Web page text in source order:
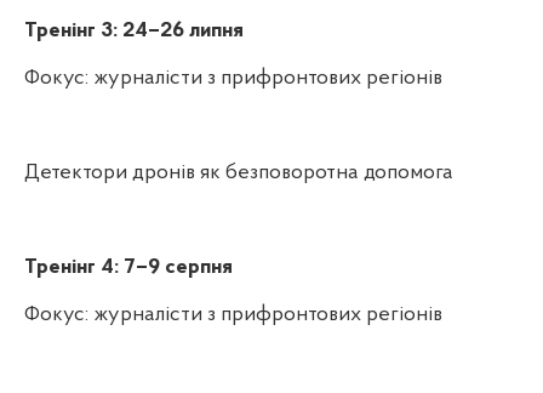
Тренінг 3: 24–26 липня
Фокус: журналісти з прифронтових регіонів
Детектори дронів як безповоротна допомога
Тренінг 4: 7–9 серпня
Фокус: журналісти з прифронтових регіонів